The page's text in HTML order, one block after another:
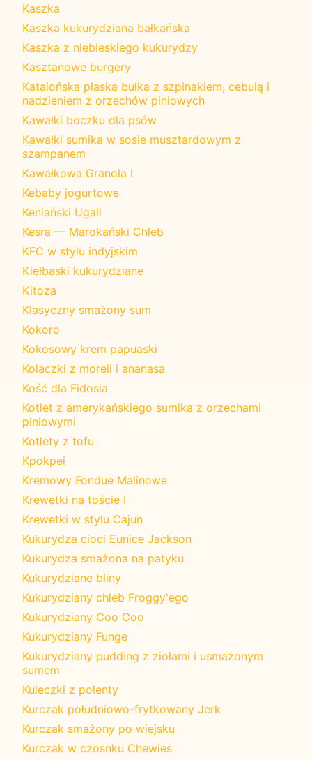
Kaszka
Kaszka kukurydziana bałkańska
Kaszka z niebieskiego kukurydzy
Kasztanowe burgery
Katalońska płaska bułka z szpinakiem, cebulą i
nadzieniem z orzechów piniowych
Kawałki boczku dla psów
Kawałki sumika w sosie musztardowym z
szampanem
Kawałkowa Granola I
Kebaby jogurtowe
Keniański Ugali
Kesra — Marokański Chleb
KFC w stylu indyjskim
Kiełbaski kukurydziane
Kitoza
Klasyczny smażony sum
Kokoro
Kokosowy krem papuaski
Kolaczki z moreli i ananasa
Kość dla Fidosia
Kotlet z amerykańskiego sumika z orzechami
piniowymi
Kotlety z tofu
Kpokpei
Kremowy Fondue Malinowe
Krewetki na toście I
Krewetki w stylu Cajun
Kukurydza cioci Eunice Jackson
Kukurydza smażona na patyku
Kukurydziane bliny
Kukurydziany chleb Froggy'ego
Kukurydziany Coo Coo
Kukurydziany Funge
Kukurydziany pudding z ziołami i usmażonym
sumem
Kuleczki z polenty
Kurczak południowo-frytkowany Jerk
Kurczak smażony po wiejsku
Kurczak w czosnku Chewies